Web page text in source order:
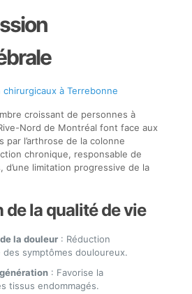
à Terrebonne
croissant de personnes à
Nord de Montréal font face aux
l’arthrose de la colonne
chronique, responsable de
limitation progressive de la
la qualité de vie
la douleur: Réduction
des symptômes douloureux.
: Favorise la
tissus endommagés.